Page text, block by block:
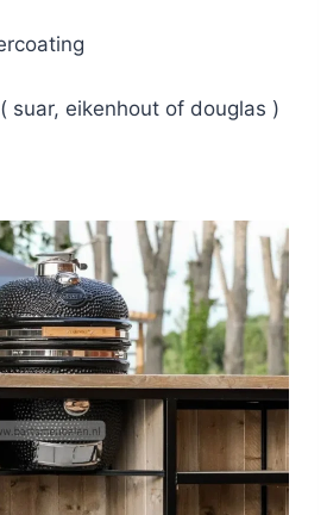
suar, eikenhout of douglas )